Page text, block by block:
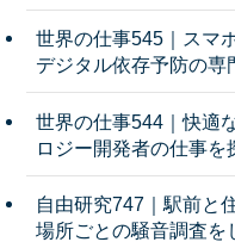
世界の仕事545｜スマ
デジタル依存予防の専
世界の仕事544｜快適
ロジー開発者の仕事を
自由研究747｜駅前と
場所ごとの騒音調査を